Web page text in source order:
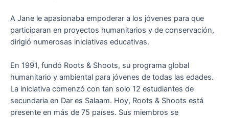
A Jane le apasionaba empoderar a los jóvenes para que
participaran en proyectos humanitarios y de conservación,
dirigió numerosas iniciativas educativas.
En 1991, fundó Roots & Shoots, su programa global
humanitario y ambiental para jóvenes de todas las edades.
La iniciativa comenzó con tan solo 12 estudiantes de
secundaria en Dar es Salaam. Hoy, Roots & Shoots está
presente en más de 75 países. Sus miembros se